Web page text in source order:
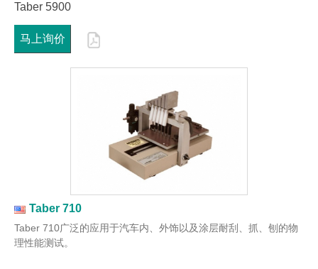
Taber 5900
马上询价
Taber 710
Taber 710广泛的应用于汽车内、外饰以及涂层耐刮、抓、刨的物
理性能测试。